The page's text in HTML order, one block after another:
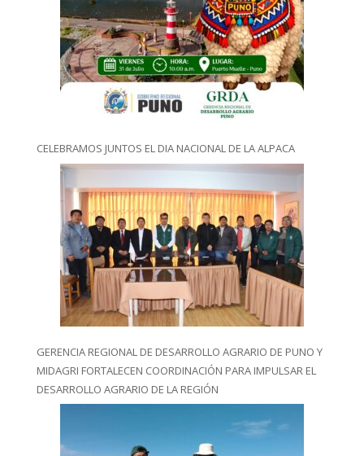
CELEBRAMOS JUNTOS EL DIA NACIONAL DE LA ALPACA
GERENCIA REGIONAL DE DESARROLLO AGRARIO DE PUNO Y
MIDAGRI FORTALECEN COORDINACIÓN PARA IMPULSAR EL
DESARROLLO AGRARIO DE LA REGIÓN